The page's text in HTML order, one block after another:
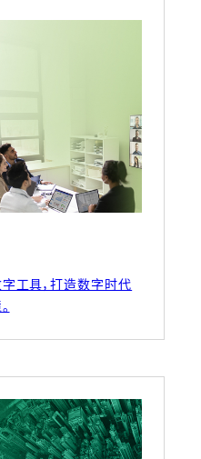
工具，打造数字时代